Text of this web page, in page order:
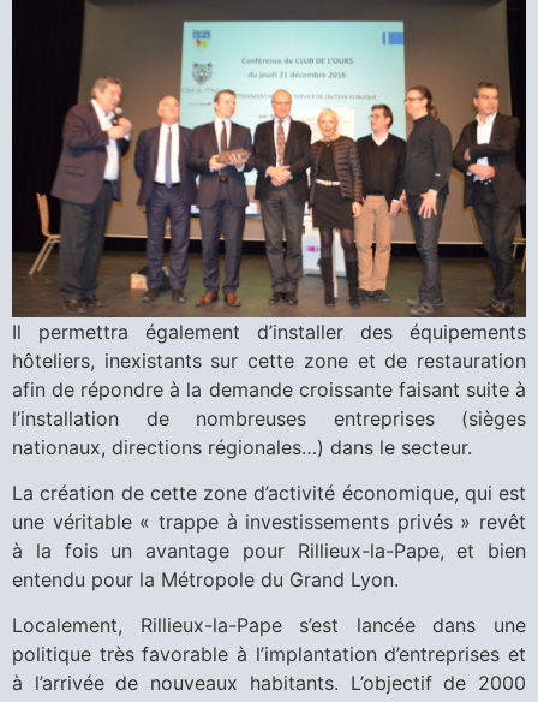
Il permettra également d’installer des équipements
hôteliers, inexistants sur cette zone et de restauration
afin de répondre à la demande croissante faisant suite à
l’installation de nombreuses entreprises (sièges
nationaux, directions régionales…) dans le secteur.
La création de cette zone d’activité économique, qui est
une véritable « trappe à investissements privés » revêt
à la fois un avantage pour Rillieux-la-Pape, et bien
entendu pour la Métropole du Grand Lyon.
Localement, Rillieux-la-Pape s’est lancée dans une
politique très favorable à l’implantation d’entreprises et
à l’arrivée de nouveaux habitants. L’objectif de 2000